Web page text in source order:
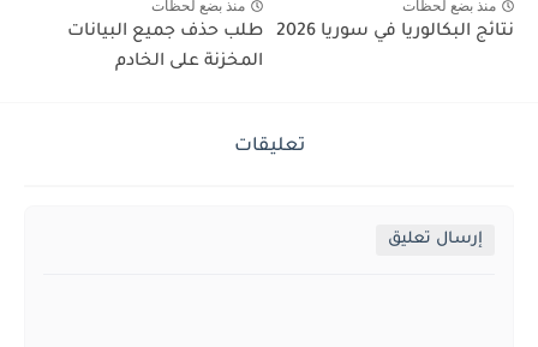
منذ بضع لحظات
نتائج البكالوريا في سوريا 2026
منذ بضع لحظات
طلب حذف جميع البيانات
المخزنة على الخادم
تعليقات
إرسال تعليق